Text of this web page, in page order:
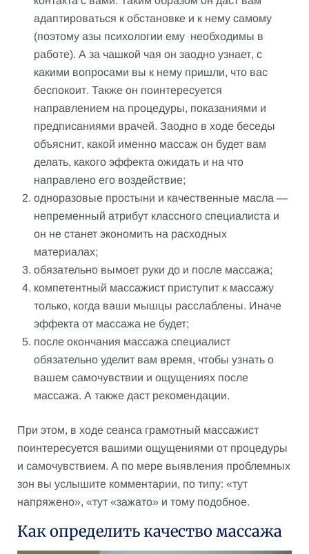
адаптироваться к обстановке и к нему самому
(поэтому азы психологии ему необходимы в
работе). А за чашкой чая он заодно узнает, с
какими вопросами вы к нему пришли, что вас
беспокоит. Также он поинтересуется
направлением на процедуры, показаниями и
предписаниями врачей. Заодно в ходе беседы
объяснит, какой именно массаж он будет вам
делать, какого эффекта ожидать и на что
направлено его воздействие;
одноразовые простыни и качественные масла —
непременный атрибут классного специалиста и
он не станет экономить на расходных
материалах;
обязательно вымоет руки до и после массажа;
компетентный массажист приступит к массажу
только, когда ваши мышцы расслаблены. Иначе
эффекта от массажа не будет;
после окончания массажа специалист
обязательно уделит вам время, чтобы узнать о
вашем самочувствии и ощущениях после
массажа. А также даст рекомендации.
При этом, в ходе сеанса грамотный массажист
поинтересуется вашими ощущениями от процедуры
и самочувствием. А по мере выявления проблемных
зон вы услышите комментарии, по типу: «тут
напряжено», «тут «зажато» и тому подобное.
Как определить качество массажа